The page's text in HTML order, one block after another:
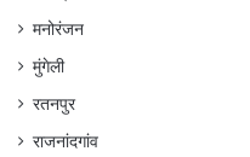
मनोरंजन
मुंगेली
रतनपुर
राजनांदगांव